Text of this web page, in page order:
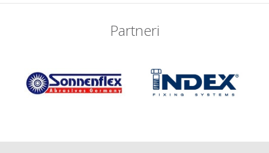
Partneri